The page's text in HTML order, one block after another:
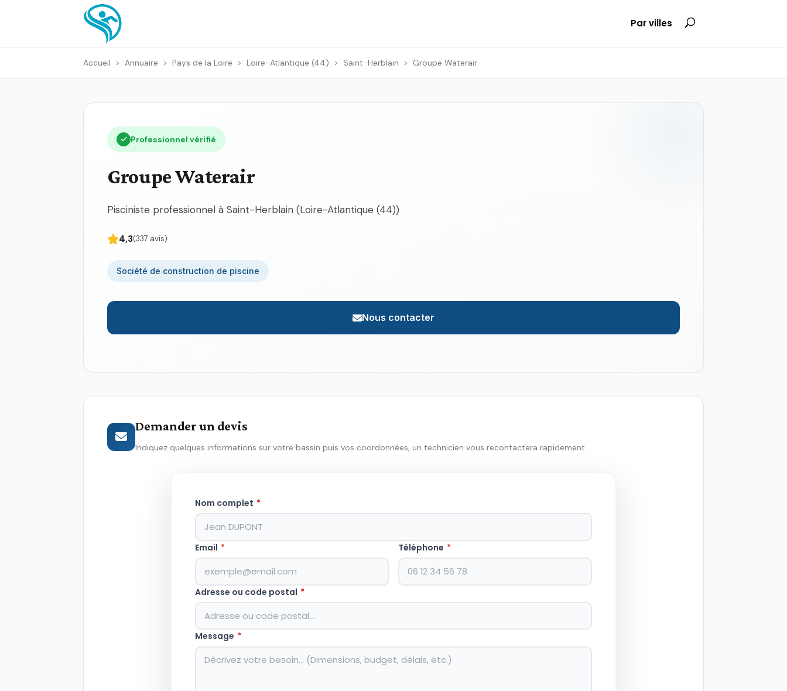
Par villes
Accueil > Annuaire > Pays de la Loire > Loire-Atlantique (44) > Saint-Herblain > Groupe Waterair
Professionnel vérifié
Groupe Waterair
Pisciniste professionnel à Saint-Herblain (Loire-Atlantique (44))
4,3(337 avis)
Société de construction de piscine
Nous contacter
Demander un devis
Indiquez quelques informations sur votre bassin puis vos coordonnées, un technicien vous recontactera rapidement.
Nom complet *
Email * Téléphone *
Adresse ou code postal *
Message *